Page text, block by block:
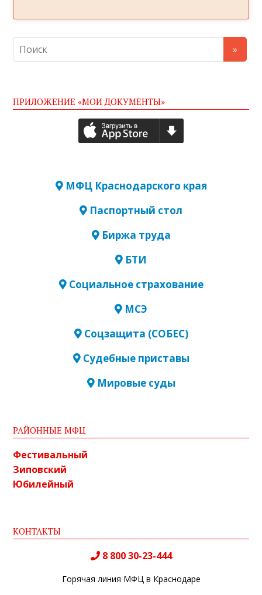
ПРИЛОЖЕНИЕ «МОИ ДОКУМЕНТЫ»
МФЦ Краснодарского края
Паспортный стол
Биржа труда
БТИ
Социальное страхование
МСЭ
Соцзащита (СОБЕС)
Судебные приставы
Мировые суды
РАЙОННЫЕ МФЦ
Фестивальный
Зиповский
Юбилейный
КОНТАКТЫ
8 800 30-23-444
Горячая линия МФЦ в Краснодаре